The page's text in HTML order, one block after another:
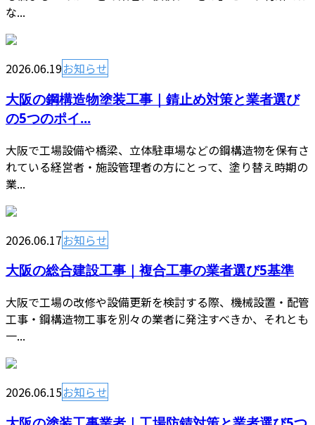
な...
2026.06.19お知らせ
大阪の鋼構造物塗装工事｜錆止め対策と業者選び
の5つのポイ...
大阪で工場設備や橋梁、立体駐車場などの鋼構造物を保有さ
れている経営者・施設管理者の方にとって、塗り替え時期の
業...
2026.06.17お知らせ
大阪の総合建設工事｜複合工事の業者選び5基準
大阪で工場の改修や設備更新を検討する際、機械設置・配管
工事・鋼構造物工事を別々の業者に発注すべきか、それとも
一...
2026.06.15お知らせ